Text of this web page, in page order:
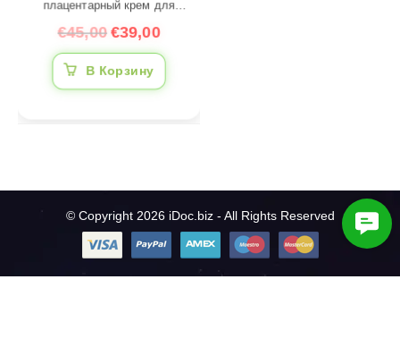
плацентарный крем для
лица и тела, 200 мл-для
сухой и чувствительной
кожи
€45,00 €39,00
В Корзину
© Copyright 2026 iDoc.biz - All Rights Reserved
C
o